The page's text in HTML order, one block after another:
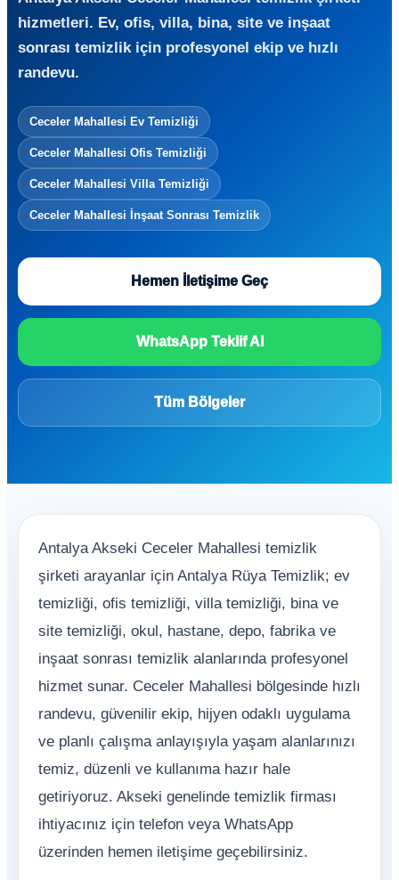
hizmetleri. Ev, ofis, villa, bina, site ve inşaat
sonrası temizlik için profesyonel ekip ve hızlı
randevu.
Ceceler Mahallesi Ev Temizliği
Ceceler Mahallesi Ofis Temizliği
Ceceler Mahallesi Villa Temizliği
Ceceler Mahallesi İnşaat Sonrası Temizlik
Hemen İletişime Geç
WhatsApp Teklif Al
Tüm Bölgeler
Antalya Akseki Ceceler Mahallesi temizlik
şirketi arayanlar için Antalya Rüya Temizlik; ev
temizliği, ofis temizliği, villa temizliği, bina ve
site temizliği, okul, hastane, depo, fabrika ve
inşaat sonrası temizlik alanlarında profesyonel
hizmet sunar. Ceceler Mahallesi bölgesinde hızlı
randevu, güvenilir ekip, hijyen odaklı uygulama
ve planlı çalışma anlayışıyla yaşam alanlarınızı
temiz, düzenli ve kullanıma hazır hale
getiriyoruz. Akseki genelinde temizlik firması
ihtiyacınız için telefon veya WhatsApp
üzerinden hemen iletişime geçebilirsiniz.